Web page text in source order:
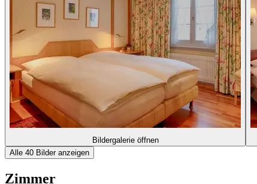
Bildergalerie öffnen
Alle 40 Bilder anzeigen
Zimmer